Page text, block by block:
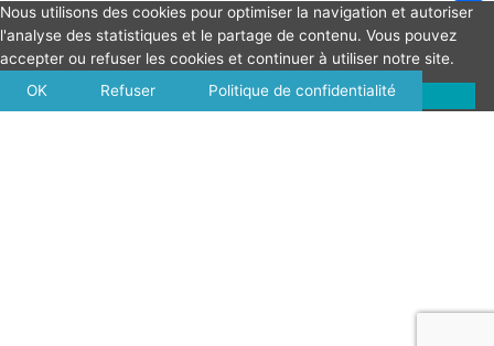
Nous utilisons des cookies pour optimiser la navigation et autoriser
l'analyse des statistiques et le partage de contenu. Vous pouvez
accepter ou refuser les cookies et continuer à utiliser notre site.
OK
Refuser Politique de confidentialité